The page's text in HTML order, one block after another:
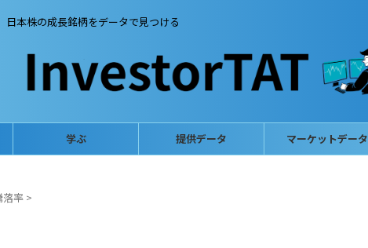
日本株の成長銘柄をデータで見つける
学ぶ 提供データ マーケットデータ
落率 >